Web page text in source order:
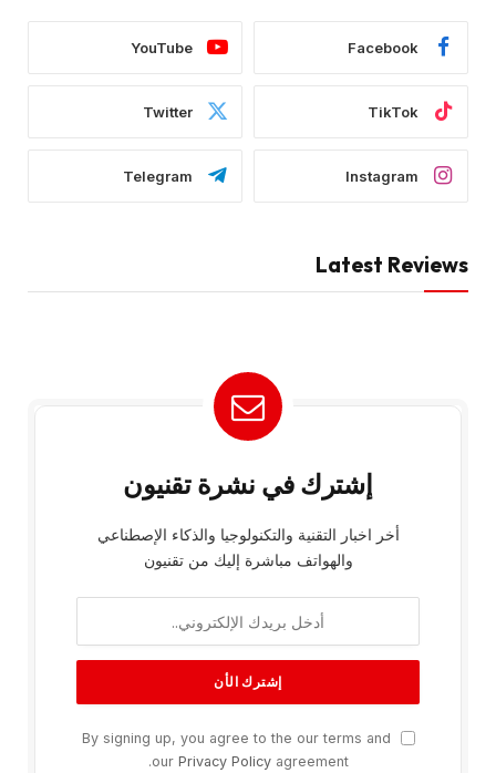
Facebook
YouTube
TikTok
Twitter
Instagram
Telegram
Latest Reviews
إشترك في نشرة تقنيون
أخر اخبار التقنية والتكنولوجيا والذكاء الإصطناعي
والهواتف مباشرة إليك من تقنيون
By signing up, you agree to the our terms and
our Privacy Policyagreement.